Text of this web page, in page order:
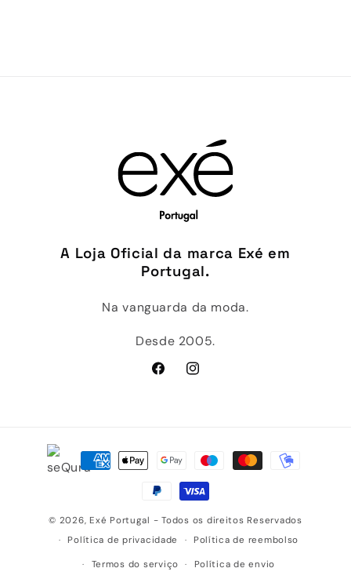
A Loja Oficial da marca Exé em
Portugal.
Na vanguarda da moda.
Desde 2005.
FacebookInstagram
Métodos
© 2026, Exé Portugal - Todos os direitos Reservados
Política de privacidade
Política de reembolso
Termos do serviço Política de envio